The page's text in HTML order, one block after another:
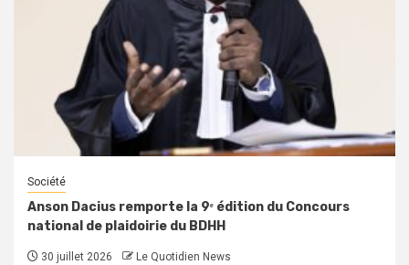
Société
Anson Dacius remporte la 9ᵉ édition du Concours
national de plaidoirie du BDHH
30 juillet 2026 Le Quotidien News